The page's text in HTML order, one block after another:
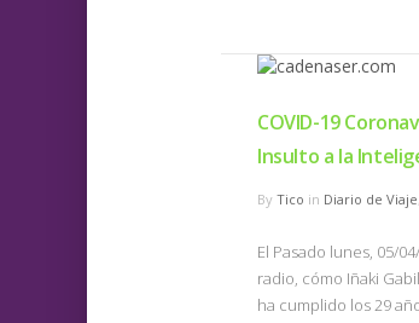
COVID-19
Insulto a la
By Tico in Diario de Viaje
El Pasado lunes, 05/
radio, cómo Iñaki
ha cumplido los 29